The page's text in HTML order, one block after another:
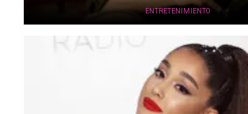
ENTRETENIMIENTO